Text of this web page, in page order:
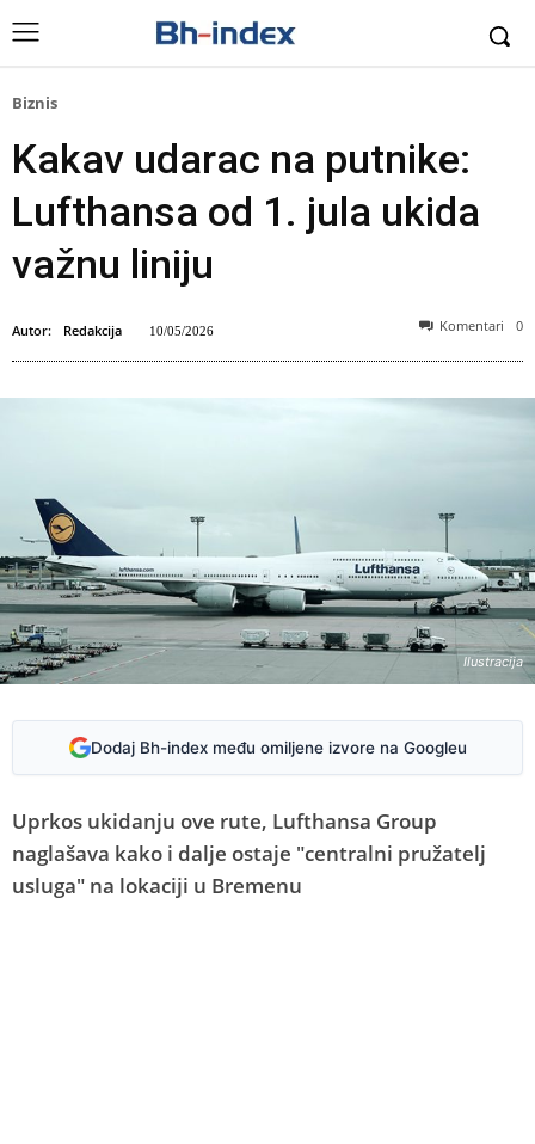
Biznis
Kakav udarac na putnike:
Lufthansa od 1. jula ukida
važnu liniju
Autor: Redakcija 10/05/2026 Komentari 0
Ilustracija
Dodaj Bh-index među omiljene izvore na Googleu
Uprkos ukidanju ove rute, Lufthansa Group
naglašava kako i dalje ostaje "centralni pružatelj
usluga" na lokaciji u Bremenu